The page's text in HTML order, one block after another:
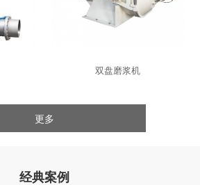
双盘磨浆机
更多
经典案例